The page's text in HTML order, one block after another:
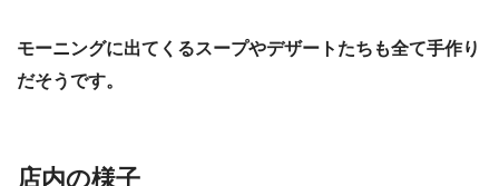
モーニングに出てくるスープやデザートたちも全て手作り
だそうです。
店内の様子